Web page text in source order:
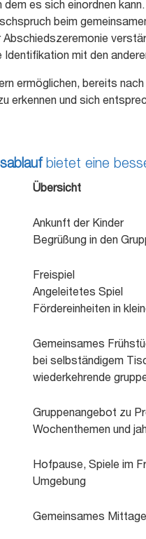
dem es sich einordnen kann.
beim
Abschiedszeremonie
Identifikation mit den
ermöglichen, bereits
erkennen und sich
bietet eine
Übersicht
Ankunft der Kinder
Begrüßung in den
Freispiel
Angeleitetes Spiel
Fördereinheiten in
Gemeinsames
bei selbständigem
wiederkehrende
Gruppenangebot zu
Wochenthemen und
Hofpause, Spiele im
Umgebung
Gemeinsames